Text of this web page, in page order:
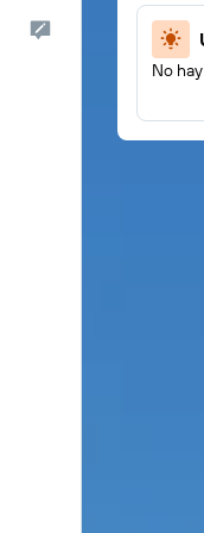
Comentarios
No